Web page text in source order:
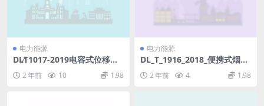
电力能源
DL∕T1017-2019电容式位移计
2 年前 10 1.98
电力能源
DL_T_1916_2018_便携式烟气
逃逸氨测量系统技术要求.pdf
2 年前 4 1.98